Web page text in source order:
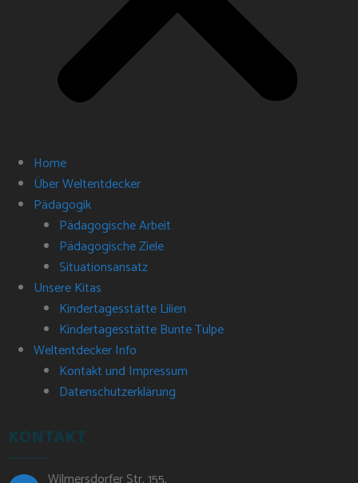
Home
Über Weltentdecker
Pädagogik
Pädagogische Arbeit
Pädagogische Ziele
Situationsansatz
Unsere Kitas
Kindertagesstätte Lilien
Kindertagesstätte Bunte Tulpe
Weltentdecker Info
Kontakt und Impressum
Datenschutz­erklärung
KONTAKT